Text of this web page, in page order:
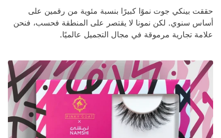
حققت بينكي جوت نموًا كبيرًا بنسبة مئوية من رقمين على
أساس سنوي. لكن نمونا لا يقتصر على المنطقة فحسب، فنحن
علامة تجارية مرموقة في مجال التجميل عالميًا.